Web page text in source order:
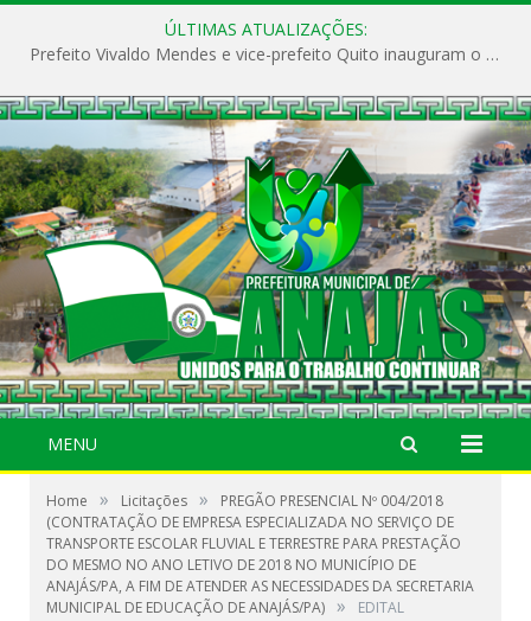
ÚLTIMAS ATUALIZAÇÕES:
Prefeito Vivaldo Mendes e vice-prefeito Quito inauguram o CAPS e fortalecem a saúde pública em Anajás.
MENU
Home » Licitações »
PREGÃO PRESENCIAL Nº 004/2018
(CONTRATAÇÃO DE EMPRESA ESPECIALIZADA NO SERVIÇO DE
TRANSPORTE ESCOLAR FLUVIAL E TERRESTRE PARA PRESTAÇÃO
DO MESMO NO ANO LETIVO DE 2018 NO MUNICÍPIO DE
ANAJÁS/PA, A FIM DE ATENDER AS NECESSIDADES DA SECRETARIA
MUNICIPAL DE EDUCAÇÃO DE ANAJÁS/PA) » EDITAL